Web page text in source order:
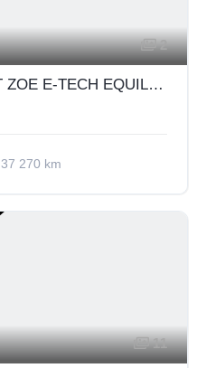
2
RENAULT ZOE E-TECH EQUILIBRE CHARGE NORMALE R110 ACHAT INTEGRAL - MY22
37 270 km
11